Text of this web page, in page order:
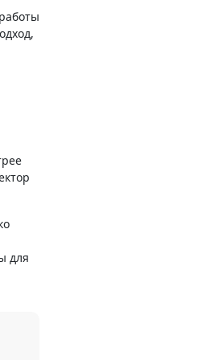
для